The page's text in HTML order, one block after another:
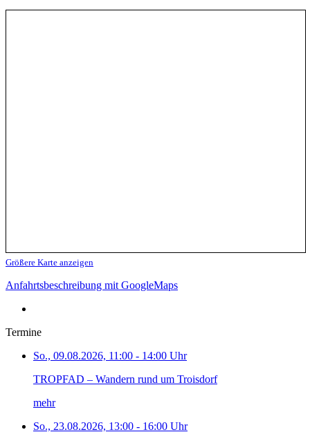
Größere Karte anzeigen
Anfahrtsbeschreibung mit GoogleMaps
Termine
So., 09.08.2026, 11:00 - 14:00 Uhr
TROPFAD – Wandern rund um Troisdorf
mehr
So., 23.08.2026, 13:00 - 16:00 Uhr